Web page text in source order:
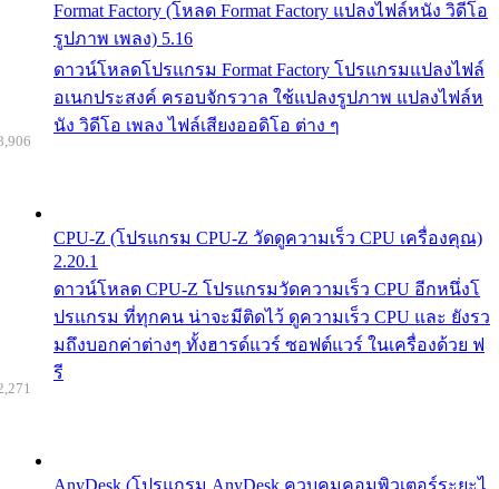
Format Factory (โหลด Format Factory แปลงไฟล์หนัง วิดีโอ
รูปภาพ เพลง) 5.16
ดาวน์โหลดโปรแกรม Format Factory โปรแกรมแปลงไฟล์
อเนกประสงค์ ครอบจักรวาล ใช้แปลงรูปภาพ แปลงไฟล์ห
นัง วิดีโอ เพลง ไฟล์เสียงออดิโอ ต่าง ๆ
CPU-Z (โปรแกรม CPU-Z วัดดูความเร็ว CPU เครื่องคุณ)
2.20.1
ดาวน์โหลด CPU-Z โปรแกรมวัดความเร็ว CPU อีกหนึ่งโ
ปรแกรม ที่ทุกคน น่าจะมีติดไว้ ดูความเร็ว CPU และ ยังรว
มถึงบอกค่าต่างๆ ทั้งฮารด์แวร์ ซอฟต์แวร์ ในเครื่องด้วย ฟ
รี
AnyDesk (โปรแกรม AnyDesk ควบคุมคอมพิวเตอร์ระยะไ